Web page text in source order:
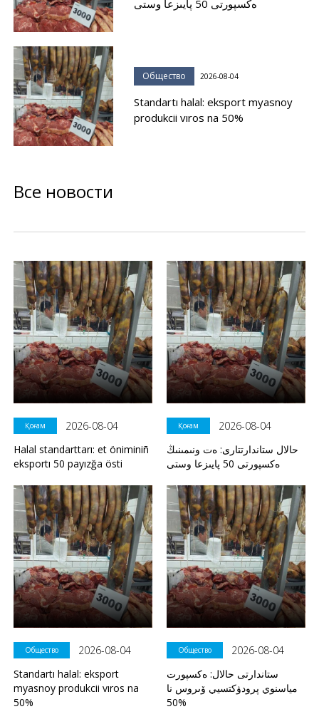
ەكسپورتى 50 پايىزعا وستى
Общество 2026-08-04
Standartı halal: eksport myasnoy
produkcii vıros na 50%
Все новости
Қоғам
2026-08-04
Halal standarttarı: et öniminiñ
eksportı 50 payızğa östi
Қоғам
2026-08-04
حالال ستاندارتتارى: ەت ونىمىنىڭ
ەكسپورتى 50 پايىزعا وستى
Общество
2026-08-04
Standartı halal: eksport
myasnoy produkcii vıros na
50%
Общество
2026-08-04
ستاندارتى حالال: ەكسپورت
مياسنوي پرودۋكتسيي ۆىروس نا
50%